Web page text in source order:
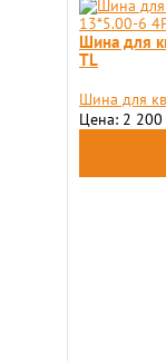
Шина для
TL
Шина для
Цена: 2 200